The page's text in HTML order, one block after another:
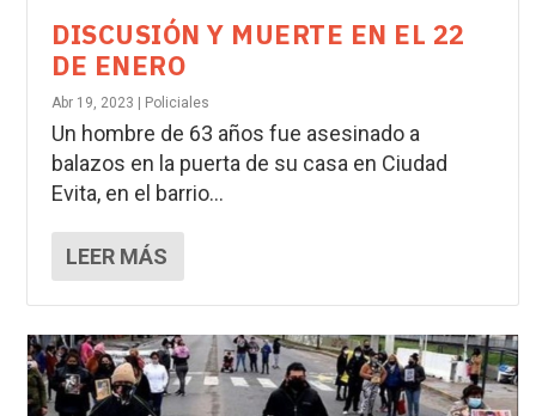
DISCUSIÓN Y MUERTE EN EL 22
DE ENERO
Abr 19, 2023 Policiales
Un hombre de 63 años fue asesinado a
balazos en la puerta de su casa en Ciudad
Evita, en el barrio...
LEER MÁS